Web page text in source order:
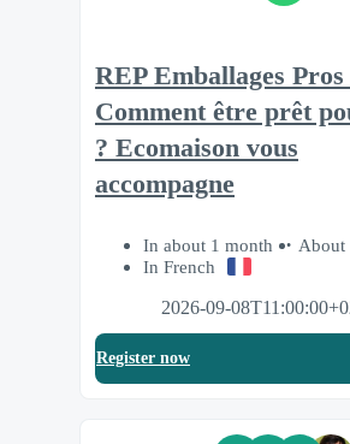
REP Emballages Pros
Comment être prêt
? Ecomaison vous
accompagne
In about 1 month
About
In French
2026-09-
Register now